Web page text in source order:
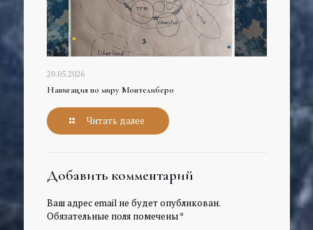
20.05.2026
Навигация по миру Монтелиберо
Читать далее
Добавить комментарий
Ваш адрес email не будет опубликован.
Обязательные поля помечены*